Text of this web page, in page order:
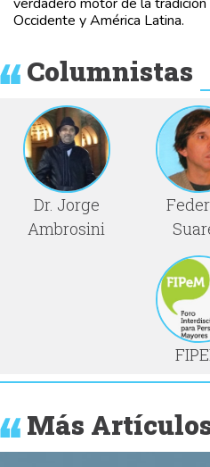
Occidente y América Latina.
Columnistas
Dr. Jorge
Ambrosini
Más